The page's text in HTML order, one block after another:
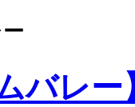
バレ